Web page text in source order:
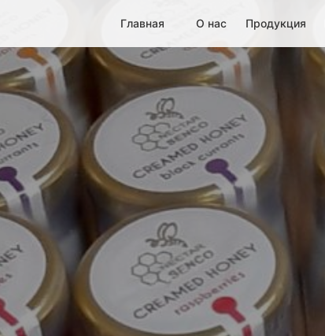
Главная О нас Продукция